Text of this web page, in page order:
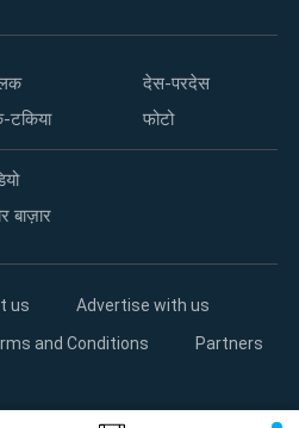
टकिया
देस-परदेस
फोटो
बाज़ार
us
Advertise with us
and Conditions
Partners